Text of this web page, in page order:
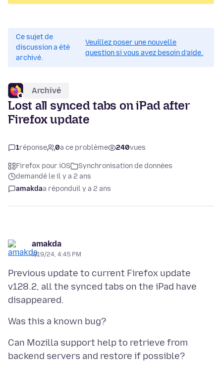
Ce sujet de
discussion a été
archivé.
Veuillez poser une nouvelle
question si vous avez besoin d’aide.
Archivé
Lost all synced tabs on iPad after
Firefox update
1réponse 0a ce problème 240vues
Firefox pour iOS
Synchronisation de données
demandé le il y a 2 ans
amakdaa réponduil y a 2 ans
amakda
7/19/24, 4:45 PM
Previous update to current Firefox update
v128.2, all the synced tabs on the iPad have
Can Mozilla support help to retrieve from